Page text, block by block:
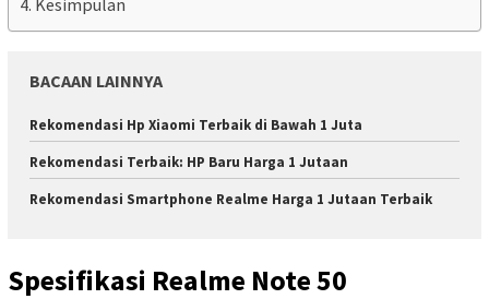
Kesimpulan
BACAAN LAINNYA
Rekomendasi Hp Xiaomi Terbaik di Bawah 1 Juta
Rekomendasi Terbaik: HP Baru Harga 1 Jutaan
Rekomendasi Smartphone Realme Harga 1 Jutaan Terbaik
Spesifikasi Realme Note 50